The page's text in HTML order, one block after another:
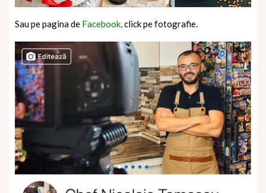
Sau pe pagina de Facebook,click pe fotografie.